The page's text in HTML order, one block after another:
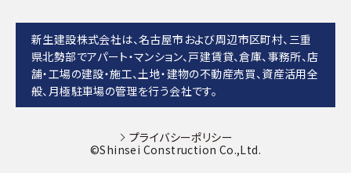
新生建設株式会社は、名古屋市および周辺市区町村、三重
県北勢部でアパート・マンション、戸建賃貸、倉庫、事務所、店
舗・工場の建設・施工、土地・建物の不動産売買、資産活用全
般、月極駐車場の管理を行う会社です。
プライバシーポリシー
©Shinsei Construction Co.,Ltd.